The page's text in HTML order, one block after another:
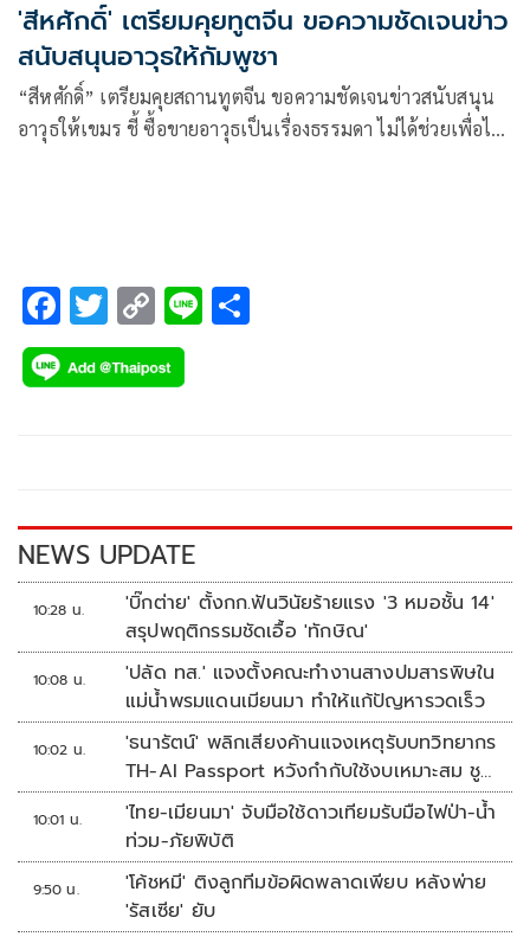
'สีหศักดิ์' เตรียมคุยทูตจีน ขอความชัดเจนข่าว
สนับสนุนอาวุธให้กัมพูชา
“สีหศักดิ์” เตรียมคุยสถานทูตจีน ขอความชัดเจนข่าวสนับสนุน
อาวุธให้เขมร ชี้ ซื้อขายอาวุธเป็นเรื่องธรรมดา ไม่ได้ช่วยเพื่อไป
F
ac
e
k
T
wi
tt
C
o
p
k
Li
NEWS UPDATE
10:28 น.
'บิ๊กต่าย' ตั้งกก.ฟันวินัยร้ายแรง '3 หมอชั้น 14'
สรุปพฤติกรรมชัดเอื้อ 'ทักษิณ'
10:08 น.
'ปลัด ทส.' แจงตั้งคณะทำงานสางปมสารพิษใน
แม่น้ำพรมแดนเมียนมา ทำให้แก้ปัญหารวดเร็ว
10:02 น.
'ธนารัตน์' พลิกเสียงค้านแจงเหตุรับบทวิทยากร
TH-AI Passport หวังกำกับใช้งบเหมาะสม ชู
จุดเด่นคนไทยได้ใช้ AI ระดับโปร ลดเหลื่อมล้ำ
ทางเทคโนโลยี เซฟงบไปกว่า900ล้าน เชื่อหาก
ใช้เต็มที่เอกชนขาดทุนย่อยยับ
10:01 น.
'ไทย-เมียนมา' จับมือใช้ดาวเทียมรับมือไฟป่า-น้ำ
ท่วม-ภัยพิบัติ
9:50 น.
'โค้ชหมี' ติงลูกทีมข้อผิดพลาดเพียบ หลังพ่าย
'รัสเซีย' ยับ